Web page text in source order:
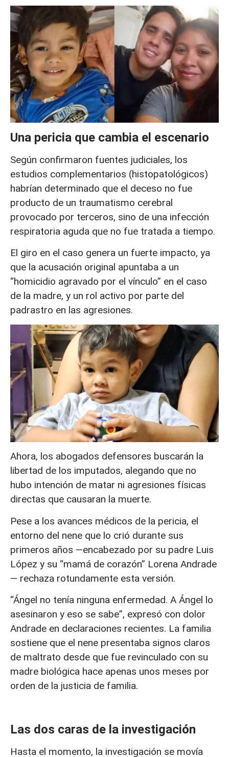
Una pericia que cambia el escenario
Según confirmaron fuentes judiciales, los
estudios complementarios (histopatológicos)
habrían determinado que el deceso no fue
producto de un traumatismo cerebral
provocado por terceros, sino de una infección
respiratoria aguda que no fue tratada a tiempo.
El giro en el caso genera un fuerte impacto, ya
que la acusación original apuntaba a un
“homicidio agravado por el vínculo” en el caso
de la madre, y un rol activo por parte del
padrastro en las agresiones.
Ahora, los abogados defensores buscarán la
libertad de los imputados, alegando que no
hubo intención de matar ni agresiones físicas
directas que causaran la muerte.
Pese a los avances médicos de la pericia, el
entorno del nene que lo crió durante sus
primeros años —encabezado por su padre Luis
López y su “mamá de corazón” Lorena Andrade
— rechaza rotundamente esta versión.
“Ángel no tenía ninguna enfermedad. A Ángel lo
asesinaron y eso se sabe”, expresó con dolor
Andrade en declaraciones recientes. La familia
sostiene que el nene presentaba signos claros
de maltrato desde que fue revinculado con su
madre biológica hace apenas unos meses por
orden de la justicia de familia.
Las dos caras de la investigación
Hasta el momento, la investigación se movía